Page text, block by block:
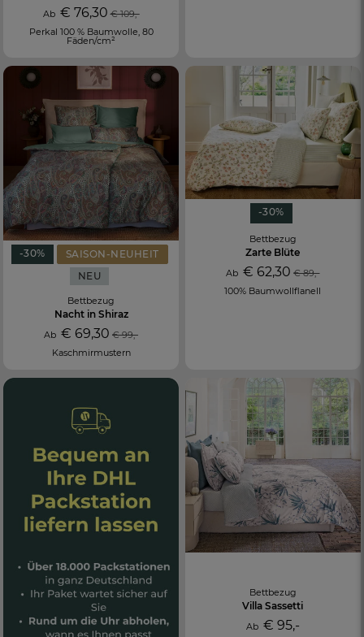
Ab € 76,30 € 109,-
Perkal 100 % Baumwolle, 80
Fäden/cm²
-30%
SAISON-NEUHEIT
NEU
Bettbezug
Nacht in Shiraz
Ab€ 69,30 € 99,-
Kaschmirmustern
-30%
Bettbezug
Zarte Blüte
Ab€ 62,30 € 89,-
100% Baumwollflanell
Bettbezug
Villa Sassetti
Ab € 95,-